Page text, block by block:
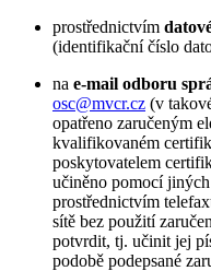
prostřednictvím
(identifikační číslo
na e-mail odboru
osc@mvcr.cz (v
opatřeno zaručeným
kvalifikovaném
poskytovatelem
učiněno pomocí
prostřednictvím
sítě bez použití
potvrdit, tj. učinit jej
podobě podepsané